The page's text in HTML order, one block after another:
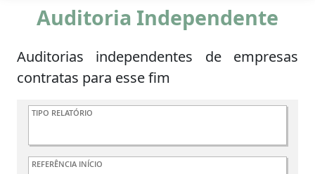
Auditoria Independente
Auditorias independentes de empresas
contratas para esse fim